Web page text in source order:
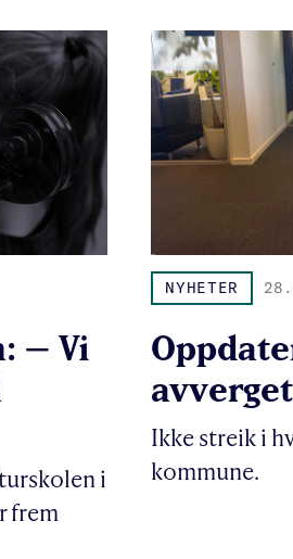
– Vi
i
frem
NYHETER
avverget
Ikke streik i
kommune.